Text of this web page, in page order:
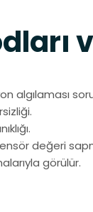
algılaması
değeri
görülür.